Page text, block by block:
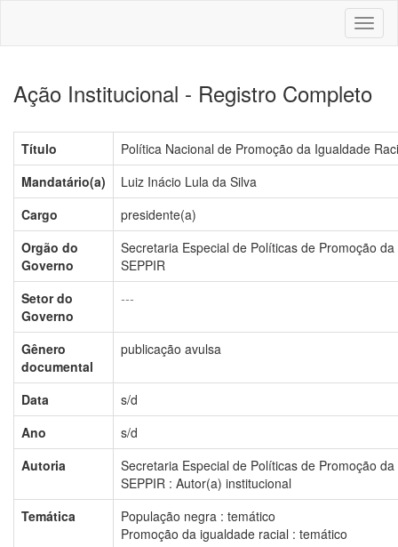
Ação Institucional - Registro Completo
Título
Política Nacional de Promoção da Igualdade
Mandatário(a)
Luiz Inácio Lula da Silva
Cargo
presidente(a)
Orgão do
Governo
Secretaria Especial de Políticas de Promoção
SEPPIR
Setor do
Governo
---
Gênero
documental
publicação avulsa
Data
s/d
Ano
s/d
Autoria
Secretaria Especial de Políticas de Promoção
SEPPIR : Autor(a) institucional
Temática
População negra : temático
Promoção da igualdade racial : temático